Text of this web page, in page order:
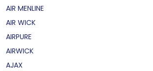
AIR MENLINE
AIR WICK
AIRPURE
AIRWICK
AJAX